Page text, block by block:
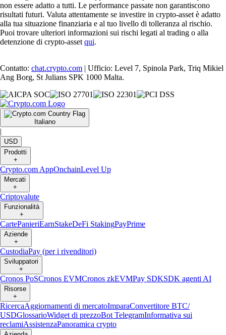
non essere adatto a tutti. Le performance passate non garantiscono
risultati futuri. Valuta attentamente se investire in crypto-asset è adatto
alla tua situazione finanziaria e al tuo livello di tolleranza al rischio.
Puoi trovare ulteriori informazioni sui rischi legati al trading o alla
detenzione di crypto-asset qui.
Contatto: chat.crypto.com | Ufficio: Level 7, Spinola Park, Triq Mikiel
Ang Borg, St Julians SPK 1000 Malta.
Italiano
|
USD
Prodotti
+
Crypto.com AppOnchainLevel Up
Mercati
+
Criptovalute
Funzionalità
+
CartePanieriEarnStakeDeFi StakingPayPrime
Aziende
+
CustodiaPay (per i rivenditori)
Sviluppatori
+
Cronos PoSCronos EVMCronos zkEVMPay SDKSDK agenti AI
Risorse
+
RicercaAggiornamenti di mercatoImparaConvertitore BTC/
USDGlossarioWidget di prezzoBot TelegramInformativa sui
reclamiAssistenzaPanoramica crypto